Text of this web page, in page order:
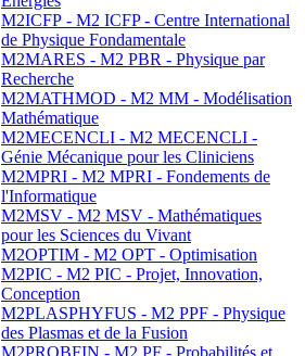
M2ICFP - M2 ICFP - Centre International
de Physique Fondamentale
M2MARES - M2 PBR - Physique par
Recherche
M2MATHMOD - M2 MM - Modélisation
Mathématique
M2MECENCLI - M2 MECENCLI -
Génie Mécanique pour les Cliniciens
M2MPRI - M2 MPRI - Fondements de
l'Informatique
M2MSV - M2 MSV - Mathématiques
pour les Sciences du Vivant
M2OPTIM - M2 OPT - Optimisation
M2PIC - M2 PIC - Projet, Innovation,
Conception
M2PLASPHYFUS - M2 PPF - Physique
des Plasmas et de la Fusion
M2PROBFIN - M2 PF - Probabilités et